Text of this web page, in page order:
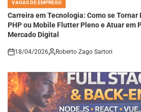
Carreira em Tecnologia: Como se Tornar
PHP ou Mobile Flutter Pleno e Atuar em
Mercado Digital
on